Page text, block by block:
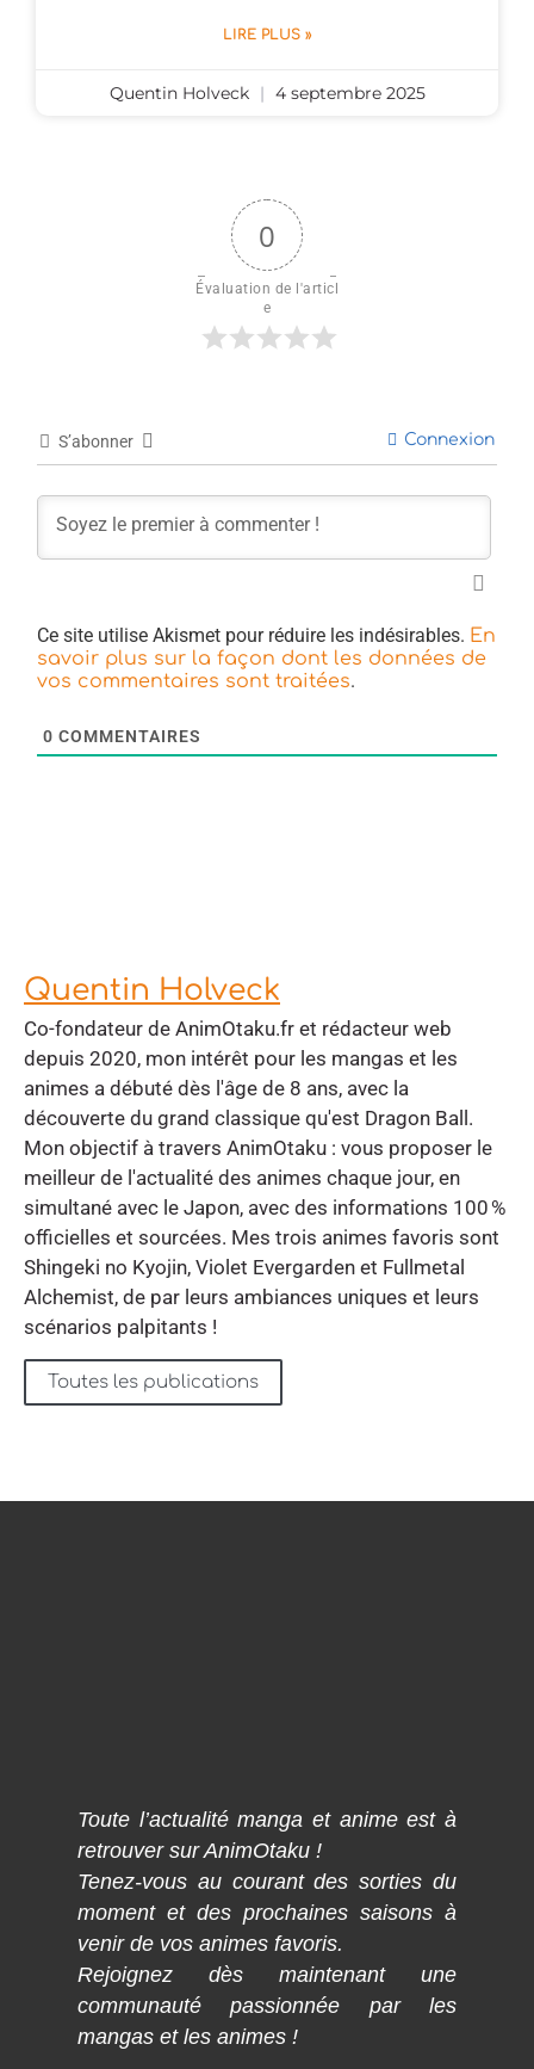
LIRE PLUS »
Quentin Holveck 4 septembre 2025
0
Évaluation de l'articl
e
S’abonner Connexion
Ce site utilise Akismet pour réduire les indésirables. En
savoir plus sur la façon dont les données de
vos commentaires sont traitées.
0 COMMENTAIRES
Quentin Holveck
Co-fondateur de AnimOtaku.fr et rédacteur web
depuis 2020, mon intérêt pour les mangas et les
animes a débuté dès l'âge de 8 ans, avec la
découverte du grand classique qu'est Dragon Ball.
Mon objectif à travers AnimOtaku : vous proposer le
meilleur de l'actualité des animes chaque jour, en
simultané avec le Japon, avec des informations 100 %
officielles et sourcées. Mes trois animes favoris sont
Shingeki no Kyojin, Violet Evergarden et Fullmetal
Alchemist, de par leurs ambiances uniques et leurs
scénarios palpitants !
Toutes les publications
Toute l’actualité manga et anime est à
retrouver sur AnimOtaku !
Tenez-vous au courant des sorties du
moment et des prochaines saisons à
venir de vos animes favoris.
Rejoignez dès maintenant une
communauté passionnée par les
mangas et les animes !